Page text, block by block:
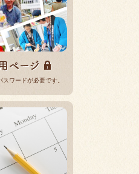
ワードが必要です。